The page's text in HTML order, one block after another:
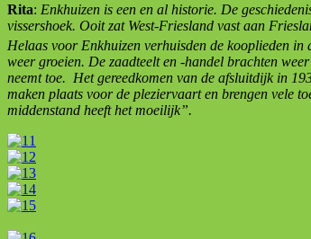
Rita: Enkhuizen is een en al historie. De
vissershoek. Ooit zat West-Friesland vast aan
Helaas voor Enkhuizen verhuisden de kooplieden
weer groeien. De zaadteelt en -handel brachten
neemt toe. Het gereedkomen van de afsluitdijk in
maken plaats voor de pleziervaart en brengen vele
middenstand heeft het moeilijk”.